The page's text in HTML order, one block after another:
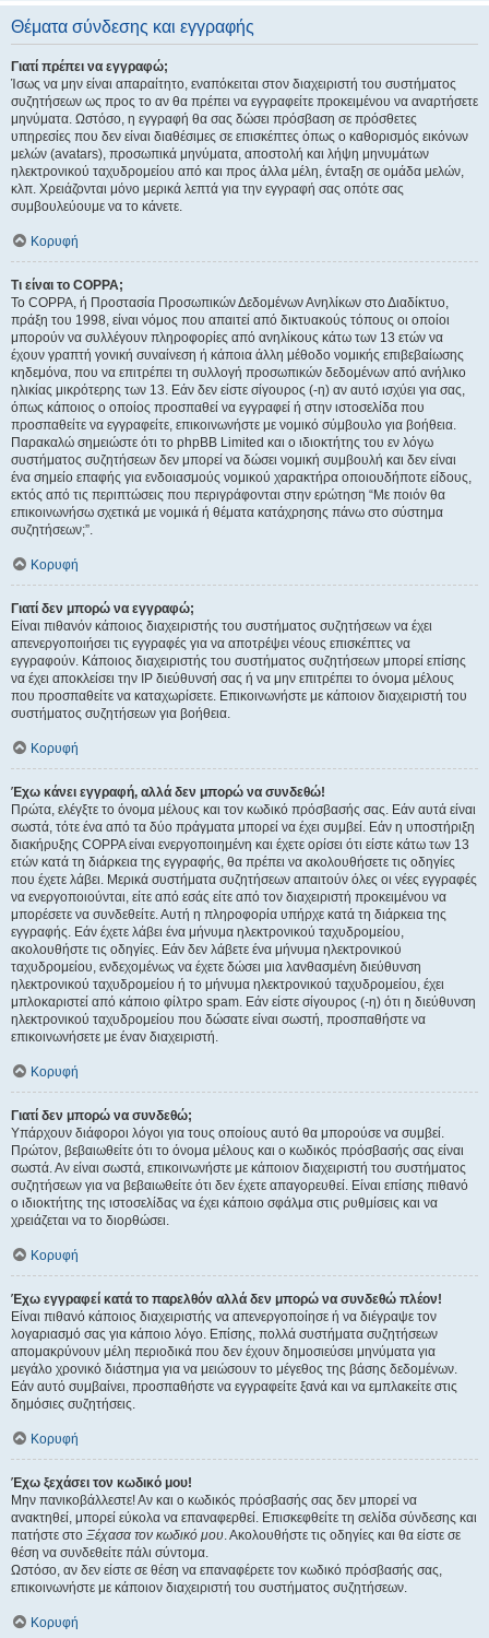
Θέματα σύνδεσης και εγγραφής
Γιατί πρέπει να εγγραφώ;
Ίσως να μην είναι απαραίτητο, εναπόκειται στον διαχειριστή του συστήματος
συζητήσεων ως προς το αν θα πρέπει να εγγραφείτε προκειμένου να αναρτήσετε
μηνύματα. Ωστόσο, η εγγραφή θα σας δώσει πρόσβαση σε πρόσθετες
υπηρεσίες που δεν είναι διαθέσιμες σε επισκέπτες όπως ο καθορισμός εικόνων
μελών (avatars), προσωπικά μηνύματα, αποστολή και λήψη μηνυμάτων
ηλεκτρονικού ταχυδρομείου από και προς άλλα μέλη, ένταξη σε ομάδα μελών,
κλπ. Χρειάζονται μόνο μερικά λεπτά για την εγγραφή σας οπότε σας
συμβουλεύουμε να το κάνετε.
Κορυφή
Τι είναι το COPPA;
Το COPPA, ή Προστασία Προσωπικών Δεδομένων Ανηλίκων στο Διαδίκτυο,
πράξη του 1998, είναι νόμος που απαιτεί από δικτυακούς τόπους οι οποίοι
μπορούν να συλλέγουν πληροφορίες από ανηλίκους κάτω των 13 ετών να
έχουν γραπτή γονική συναίνεση ή κάποια άλλη μέθοδο νομικής επιβεβαίωσης
κηδεμόνα, που να επιτρέπει τη συλλογή προσωπικών δεδομένων από ανήλικο
ηλικίας μικρότερης των 13. Εάν δεν είστε σίγουρος (-η) αν αυτό ισχύει για σας,
όπως κάποιος ο οποίος προσπαθεί να εγγραφεί ή στην ιστοσελίδα που
προσπαθείτε να εγγραφείτε, επικοινωνήστε με νομικό σύμβουλο για βοήθεια.
Παρακαλώ σημειώστε ότι το phpBB Limited και ο ιδιοκτήτης του εν λόγω
συστήματος συζητήσεων δεν μπορεί να δώσει νομική συμβουλή και δεν είναι
ένα σημείο επαφής για ενδοιασμούς νομικού χαρακτήρα οποιουδήποτε είδους,
εκτός από τις περιπτώσεις που περιγράφονται στην ερώτηση “Με ποιόν θα
επικοινωνήσω σχετικά με νομικά ή θέματα κατάχρησης πάνω στο σύστημα
συζητήσεων;”.
Κορυφή
Γιατί δεν μπορώ να εγγραφώ;
Είναι πιθανόν κάποιος διαχειριστής του συστήματος συζητήσεων να έχει
απενεργοποιήσει τις εγγραφές για να αποτρέψει νέους επισκέπτες να
εγγραφούν. Κάποιος διαχειριστής του συστήματος συζητήσεων μπορεί επίσης
να έχει αποκλείσει την IP διεύθυνσή σας ή να μην επιτρέπει το όνομα μέλους
που προσπαθείτε να καταχωρίσετε. Επικοινωνήστε με κάποιον διαχειριστή του
συστήματος συζητήσεων για βοήθεια.
Κορυφή
Έχω κάνει εγγραφή, αλλά δεν μπορώ να συνδεθώ!
Πρώτα, ελέγξτε το όνομα μέλους και τον κωδικό πρόσβασής σας. Εάν αυτά είναι
σωστά, τότε ένα από τα δύο πράγματα μπορεί να έχει συμβεί. Εάν η υποστήριξη
διακήρυξης COPPA είναι ενεργοποιημένη και έχετε ορίσει ότι είστε κάτω των 13
ετών κατά τη διάρκεια της εγγραφής, θα πρέπει να ακολουθήσετε τις οδηγίες
που έχετε λάβει. Μερικά συστήματα συζητήσεων απαιτούν όλες οι νέες εγγραφές
να ενεργοποιούνται, είτε από εσάς είτε από τον διαχειριστή προκειμένου να
μπορέσετε να συνδεθείτε. Αυτή η πληροφορία υπήρχε κατά τη διάρκεια της
εγγραφής. Εάν έχετε λάβει ένα μήνυμα ηλεκτρονικού ταχυδρομείου,
ακολουθήστε τις οδηγίες. Εάν δεν λάβετε ένα μήνυμα ηλεκτρονικού
ταχυδρομείου, ενδεχομένως να έχετε δώσει μια λανθασμένη διεύθυνση
ηλεκτρονικού ταχυδρομείου ή το μήνυμα ηλεκτρονικού ταχυδρομείου, έχει
μπλοκαριστεί από κάποιο φίλτρο spam. Εάν είστε σίγουρος (-η) ότι η διεύθυνση
ηλεκτρονικού ταχυδρομείου που δώσατε είναι σωστή, προσπαθήστε να
επικοινωνήσετε με έναν διαχειριστή.
Κορυφή
Γιατί δεν μπορώ να συνδεθώ;
Υπάρχουν διάφοροι λόγοι για τους οποίους αυτό θα μπορούσε να συμβεί.
Πρώτον, βεβαιωθείτε ότι το όνομα μέλους και ο κωδικός πρόσβασής σας είναι
σωστά. Αν είναι σωστά, επικοινωνήστε με κάποιον διαχειριστή του συστήματος
συζητήσεων για να βεβαιωθείτε ότι δεν έχετε απαγορευθεί. Είναι επίσης πιθανό
ο ιδιοκτήτης της ιστοσελίδας να έχει κάποιο σφάλμα στις ρυθμίσεις και να
χρειάζεται να το διορθώσει.
Κορυφή
Έχω εγγραφεί κατά το παρελθόν αλλά δεν μπορώ να συνδεθώ πλέον!
Είναι πιθανό κάποιος διαχειριστής να απενεργοποίησε ή να διέγραψε τον
λογαριασμό σας για κάποιο λόγο. Επίσης, πολλά συστήματα συζητήσεων
απομακρύνουν μέλη περιοδικά που δεν έχουν δημοσιεύσει μηνύματα για
μεγάλο χρονικό διάστημα για να μειώσουν το μέγεθος της βάσης δεδομένων.
Εάν αυτό συμβαίνει, προσπαθήστε να εγγραφείτε ξανά και να εμπλακείτε στις
δημόσιες συζητήσεις.
Κορυφή
Έχω ξεχάσει τον κωδικό μου!
Μην πανικοβάλλεστε! Αν και ο κωδικός πρόσβασής σας δεν μπορεί να
ανακτηθεί, μπορεί εύκολα να επαναφερθεί. Επισκεφθείτε τη σελίδα σύνδεσης και
πατήστε στο Ξέχασα τον κωδικό μου. Ακολουθήστε τις οδηγίες και θα είστε σε
θέση να συνδεθείτε πάλι σύντομα.
Ωστόσο, αν δεν είστε σε θέση να επαναφέρετε τον κωδικό πρόσβασής σας,
επικοινωνήστε με κάποιον διαχειριστή του συστήματος συζητήσεων.
Κορυφή